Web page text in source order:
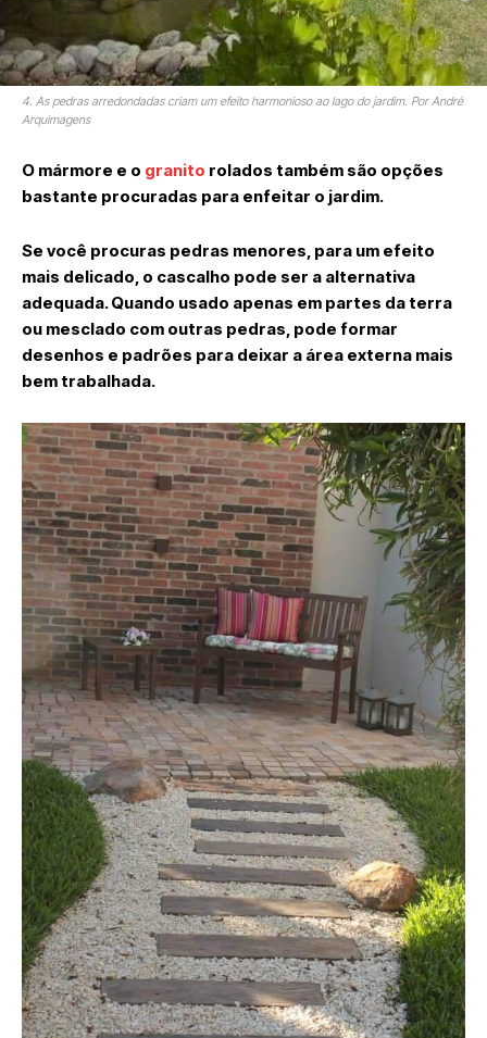
4. As pedras arredondadas criam um efeito harmonioso ao lago do jardim. Por André
Arquimagens
O mármore e o granito rolados também são opções
bastante procuradas para enfeitar o jardim.
Se você procuras pedras menores, para um efeito
mais delicado, o cascalho pode ser a alternativa
adequada. Quando usado apenas em partes da terra
ou mesclado com outras pedras, pode formar
desenhos e padrões para deixar a área externa mais
bem trabalhada.